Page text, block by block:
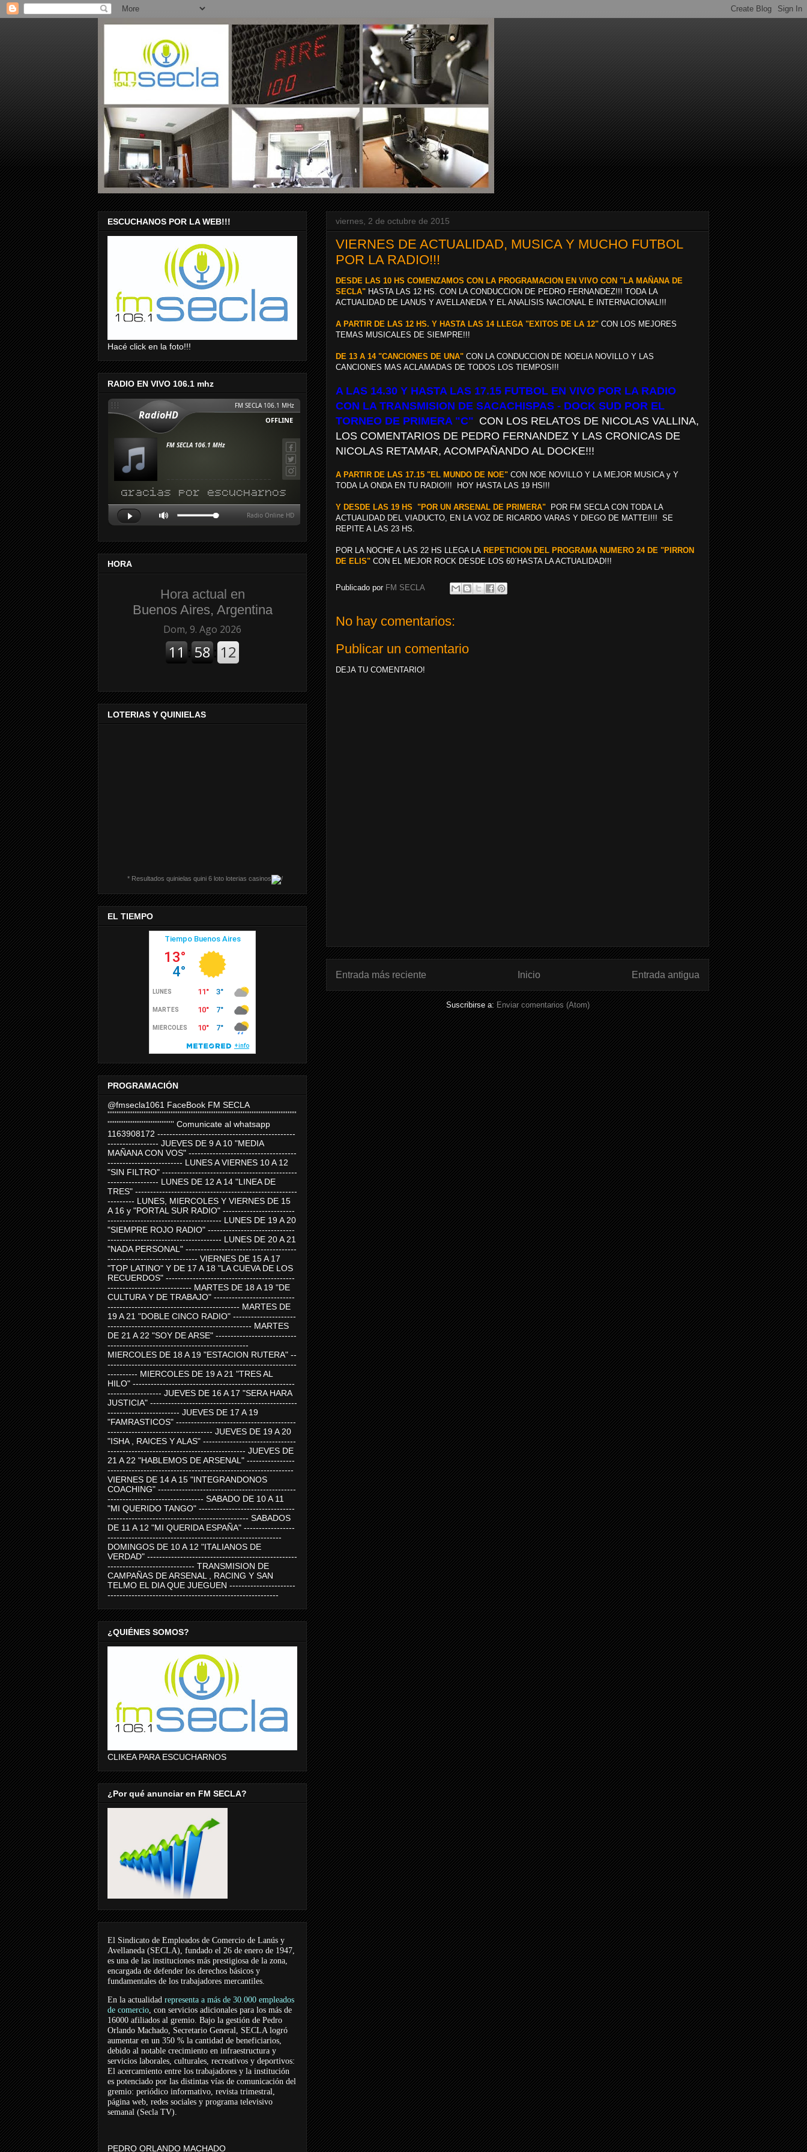
viernes, 2 de octubre de 2015
VIERNES DE ACTUALIDAD, MUSICA Y MUCHO FUTBOL
POR LA RADIO!!!
DESDE LAS 10 HS COMENZAMOS CON LA PROGRAMACION EN VIVO CON "LA MAÑANA DE
SECLA" HASTA LAS 12 HS. CON LA CONDUCCION DE PEDRO FERNANDEZ!!! TODA LA
ACTUALIDAD DE LANUS Y AVELLANEDA Y EL ANALISIS NACIONAL E INTERNACIONAL!!!
A PARTIR DE LAS 12 HS. Y HASTA LAS 14 LLEGA "EXITOS DE LA 12" CON LOS MEJORES
TEMAS MUSICALES DE SIEMPRE!!!
DE 13 A 14 "CANCIONES DE UNA" CON LA CONDUCCION DE NOELIA NOVILLO Y LAS
CANCIONES MAS ACLAMADAS DE TODOS LOS TIEMPOS!!!
A LAS 14.30 Y HASTA LAS 17.15 FUTBOL EN VIVO POR LA RADIO
CON LA TRANSMISION DE SACACHISPAS - DOCK SUD POR EL
TORNEO DE PRIMERA "C" CON LOS RELATOS DE NICOLAS VALLINA,
LOS COMENTARIOS DE PEDRO FERNANDEZ Y LAS CRONICAS DE
NICOLAS RETAMAR, ACOMPAÑANDO AL DOCKE!!!
A PARTIR DE LAS 17.15 "EL MUNDO DE NOE" CON NOE NOVILLO Y LA MEJOR MUSICA y Y
TODA LA ONDA EN TU RADIO!!! HOY HASTA LAS 19 HS!!!
Y DESDE LAS 19 HS "POR UN ARSENAL DE PRIMERA" POR FM SECLA CON TODA LA
ACTUALIDAD DEL VIADUCTO, EN LA VOZ DE RICARDO VARAS Y DIEGO DE MATTEI!!! SE
REPITE A LAS 23 HS.
POR LA NOCHE A LAS 22 HS LLEGA LA REPETICION DEL PROGRAMA NUMERO 24 DE "PIRRON
DE ELIS" CON EL MEJOR ROCK DESDE LOS 60´HASTA LA ACTUALIDAD!!!
Publicado por FM SECLA
No hay comentarios:
Publicar un comentario
DEJA TU COMENTARIO!
Entrada más reciente Entrada antigua
Inicio
Suscribirse a: Enviar comentarios (Atom)
ESCUCHANOS POR LA WEB!!!
Hacé click en la foto!!!
RADIO EN VIVO 106.1 mhz
HORA
Hora actual en
Buenos Aires, Argentina
LOTERIAS Y QUINIELAS
* Resultados quinielas quini 6 loto loterias casinos
EL TIEMPO
PROGRAMACIÓN
@fmsecla1061 FaceBook FM SECLA
'''''''''''''''''''''''''''''''''''''''''''''''''''''''''''''''''''''''''''''''''''''''''''''''''''''''''
''''''''''''''''''''''''''''''''''''' Comunicate al whatsapp
1163908172 ----------------------------------------------
----------------- JUEVES DE 9 A 10 "MEDIA
MAÑANA CON VOS" ------------------------------------
------------------------- LUNES A VIERNES 10 A 12
"SIN FILTRO" ---------------------------------------------
----------------- LUNES DE 12 A 14 "LINEA DE
TRES" ------------------------------------------------------
--------- LUNES, MIERCOLES Y VIERNES DE 15
A 16 y "PORTAL SUR RADIO" ------------------------
-------------------------------------- LUNES DE 19 A 20
"SIEMPRE ROJO RADIO" -----------------------------
-------------------------------------- LUNES DE 20 A 21
"NADA PERSONAL" -------------------------------------
------------------------------ VIERNES DE 15 A 17
"TOP LATINO" Y DE 17 A 18 "LA CUEVA DE LOS
RECUERDOS" -------------------------------------------
---------------------------- MARTES DE 18 A 19 "DE
CULTURA Y DE TRABAJO" ---------------------------
-------------------------------------------- MARTES DE
19 A 21 "DOBLE CINCO RADIO" ---------------------
------------------------------------------------ MARTES
DE 21 A 22 "SOY DE ARSE" ---------------------------
-----------------------------------------------
MIERCOLES DE 18 A 19 "ESTACION RUTERA" --
---------------------------------------------------------------
---------- MIERCOLES DE 19 A 21 "TRES AL
HILO" ------------------------------------------------------
------------------ JUEVES DE 16 A 17 "SERA HARA
JUSTICIA" -------------------------------------------------
------------------------ JUEVES DE 17 A 19
"FAMRASTICOS" ----------------------------------------
----------------------------------- JUEVES DE 19 A 20
"ISHA , RAICES Y ALAS" -------------------------------
---------------------------------------------- JUEVES DE
21 A 22 "HABLEMOS DE ARSENAL" ----------------
--------------------------------------------------------------
VIERNES DE 14 A 15 "INTEGRANDONOS
COACHING" ----------------------------------------------
-------------------------------- SABADO DE 10 A 11
"MI QUERIDO TANGO" --------------------------------
----------------------------------------------- SABADOS
DE 11 A 12 "MI QUERIDA ESPAÑA" -----------------
----------------------------------------------------------
DOMINGOS DE 10 A 12 "ITALIANOS DE
VERDAD" --------------------------------------------------
----------------------------- TRANSMISION DE
CAMPAÑAS DE ARSENAL , RACING Y SAN
TELMO EL DIA QUE JUEGUEN ----------------------
---------------------------------------------------------
¿QUIÉNES SOMOS?
CLIKEA PARA ESCUCHARNOS
¿Por qué anunciar en FM SECLA?
El Sindicato de Empleados de Comercio de Lanús y
Avellaneda (SECLA), fundado el 26 de enero de 1947,
es una de las instituciones más prestigiosa de la zona,
encargada de defender los derechos básicos y
fundamentales de los trabajadores mercantiles.
En la actualidad representa a más de 30.000 empleados
de comercio, con servicios adicionales para los más de
16000 afiliados al gremio. Bajo la gestión de Pedro
Orlando Machado, Secretario General, SECLA logró
aumentar en un 350 % la cantidad de beneficiarios,
debido al notable crecimiento en infraestructura y
servicios laborales, culturales, recreativos y deportivos:
El acercamiento entre los trabajadores y la institución
es potenciado por las distintas vías de comunicación del
gremio: periódico informativo, revista trimestral,
página web, redes sociales y programa televisivo
semanal (Secla TV).
PEDRO ORLANDO MACHADO